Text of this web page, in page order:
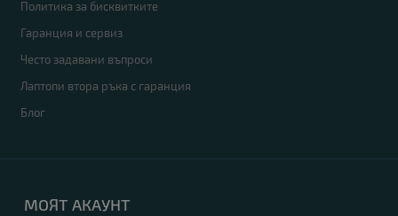
Политика за бисквитките
Гаранция и сервиз
Често задавани въпроси
Лаптопи втора ръка с гаранция
Блог
МОЯТ АКАУНТ